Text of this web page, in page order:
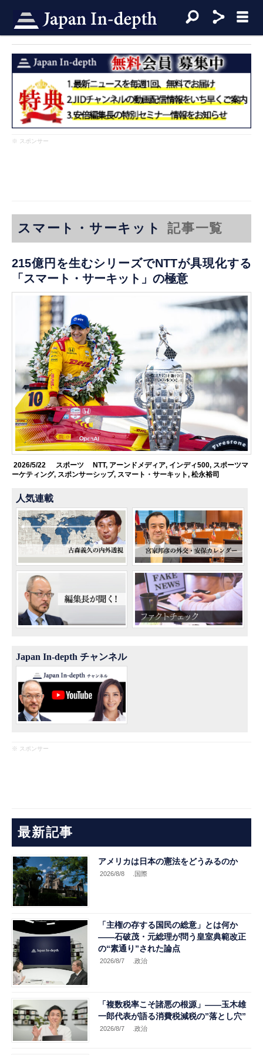
※ スポンサー
スマート・サーキット 記事一覧
215億円を生むシリーズでNTTが具現化する
「スマート・サーキット」の極意
2026/5/22 スポーツ NTT, アーンドメディア, インディ500, スポーツマ
ーケティング, スポンサーシップ, スマート・サーキット,松永裕司
人気連載
Japan In-depth チャンネル
※ スポンサー
最新記事
アメリカは日本の憲法をどうみるのか
2026/8/8 .国際
「主権の存する国民の総意」とは何か
――石破茂・元総理が問う皇室典範改正
の“素通り”された論点
2026/8/7 .政治
「複数税率こそ諸悪の根源」――玉木雄
一郎代表が語る消費税減税の”落とし穴”
2026/8/7 .政治